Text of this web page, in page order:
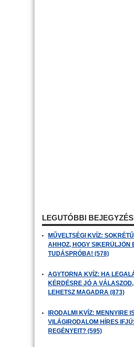
LEGUTÓBBI
MŰVELTSÉGI KVÍZ:
AHHOZ, HOGY SIKERÜLJÖN
TUDÁSPRÓBA! (578)
AGYTORNA KVÍZ: HA
KÉRDÉSRE JÓ A
LEHETSZ MAGADRA (873)
IRODALMI KVÍZ: MENNYIRE
VILÁGIRODALOM HÍRES
REGÉNYEIT? (595)